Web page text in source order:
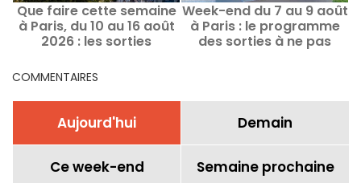
Que faire cette semaine
à Paris, du 10 au 16 août
2026 : les sorties
Week-end du 7 au 9 août
à Paris : le programme
des sorties à ne pas
COMMENTAIRES
Aujourd'hui Demain
Ce week-end Semaine prochaine